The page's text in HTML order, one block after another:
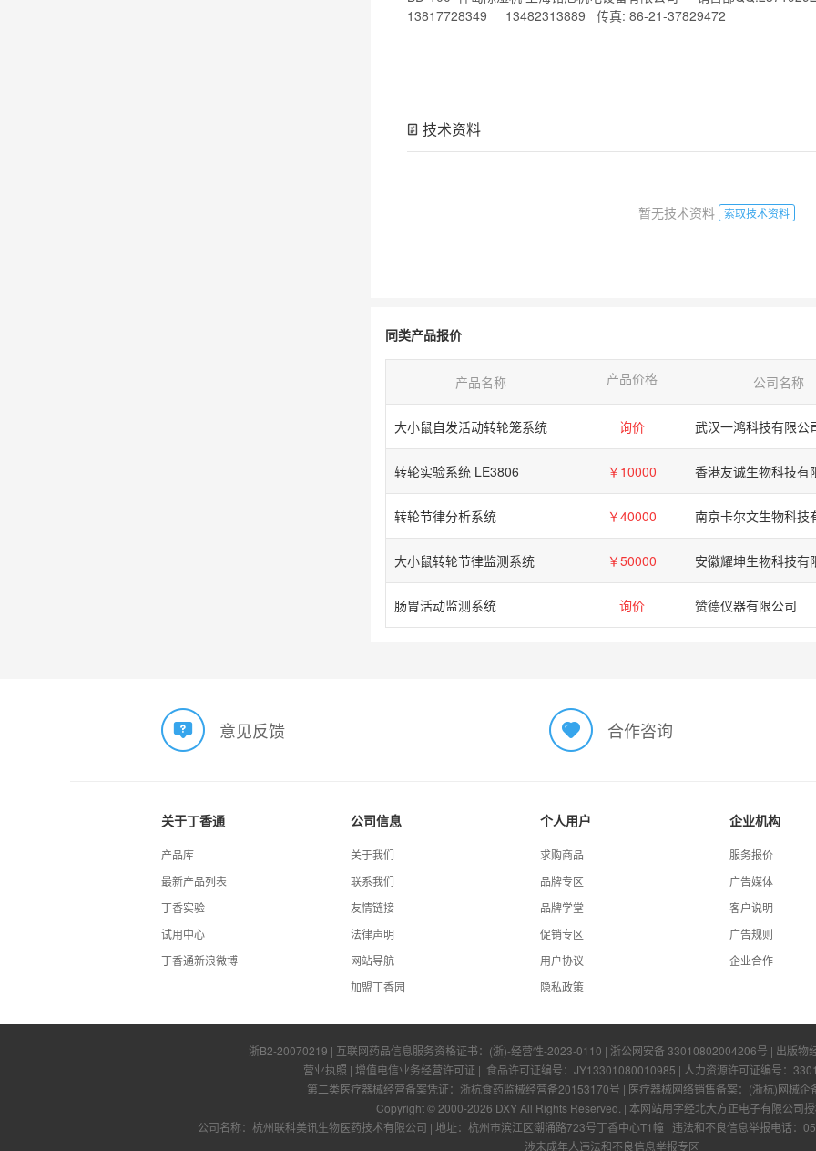
13817728349 13482313889 传真: 86-21-37829472
技术资料
暂无技术资料 索取技术资料
同类产品报价
产品名称 产品价格 公司名称
大小鼠自发活动转轮笼系统 询价 武汉一鸿科技有限公
转轮实验系统 LE3806 ￥10000 香港友诚生物科技有
转轮节律分析系统 ￥40000 南京卡尔文生物科技
大小鼠转轮节律监测系统 ￥50000 安徽耀坤生物科技有
肠胃活动监测系统 询价 赞德仪器有限公司
意见反馈 合作咨询
关于丁香通
产品库
最新产品列表
丁香实验
试用中心
丁香通新浪微博
公司信息
关于我们
联系我们
友情链接
法律声明
网站导航
加盟丁香园
个人用户
求购商品
品牌专区
品牌学堂
促销专区
用户协议
隐私政策
企业机构
服务报价
广告媒体
客户说明
广告规则
企业合作
浙B2-20070219 | 互联网药品信息服务资格证书： (浙)-经营性-2023-0110 | 浙公网安备 33010802004206号 | 出版物
营业执照 | 增值电信业务经营许可证 | 食品许可证编号： JY13301080010985 | 人力资源许可证编号：
第二类医疗器械经营备案凭证：浙杭食药监械经营备20153170号 | 医疗器械网络销售备案：(浙杭)网械
Copyright © 2000-2026 DXY All Rights Reserved. | 本网站用字经北大方正电子有限公司
公司名称：杭州联科美讯生物医药技术有限公司 | 地址：杭州市滨江区潮涌路723号丁香中心T1幢 | 违法和不良信息举报电话：
涉未成年人违法和不良信息举报专区